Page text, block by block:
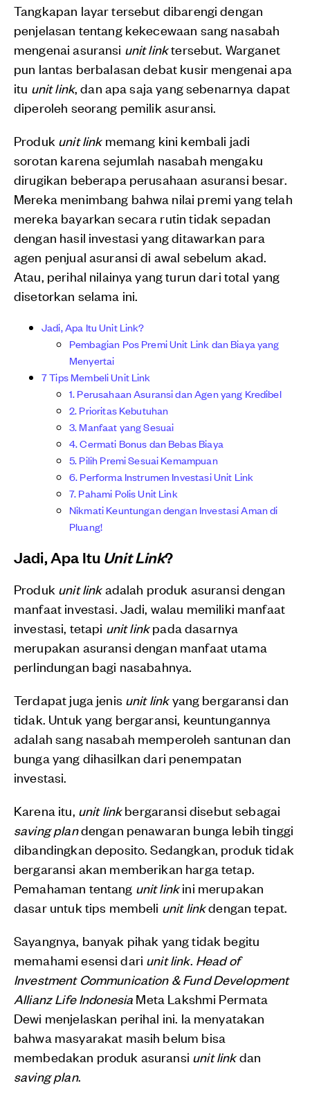
Tangkapan layar tersebut dibarengi dengan
penjelasan tentang kekecewaan sang nasabah
mengenai asuransi unit linktersebut. Warganet
pun lantas berbalasan debat kusir mengenai apa
itu unit link, dan apa saja yang sebenarnya dapat
diperoleh seorang pemilik asuransi.
Produk unit linkmemang kini kembali jadi
sorotan karena sejumlah nasabah mengaku
dirugikan beberapa perusahaan asuransi besar.
Mereka menimbang bahwa nilai premi yang telah
mereka bayarkan secara rutin tidak sepadan
dengan hasil investasi yang ditawarkan para
agen penjual asuransi di awal sebelum akad.
Atau, perihal nilainya yang turun dari total yang
disetorkan selama ini.
Jadi, Apa Itu Unit Link?
Pembagian Pos Premi Unit Link dan Biaya yang
Menyertai
7 Tips Membeli Unit Link
1. Perusahaan Asuransi dan Agen yang Kredibel
2. Prioritas Kebutuhan
3. Manfaat yang Sesuai
4. Cermati Bonus dan Bebas Biaya
5. Pilih Premi Sesuai Kemampuan
6. Performa Instrumen Investasi Unit Link
7. Pahami Polis Unit Link
Nikmati Keuntungan dengan Investasi Aman di
Pluang!
Jadi, Apa Itu Unit Link?
Produk unit linkadalah produk asuransi dengan
manfaat investasi. Jadi, walau memiliki manfaat
investasi, tetapi unit linkpada dasarnya
merupakan asuransi dengan manfaat utama
perlindungan bagi nasabahnya.
Terdapat juga jenis unit linkyang bergaransi dan
tidak. Untuk yang bergaransi, keuntungannya
adalah sang nasabah memperoleh santunan dan
bunga yang dihasilkan dari penempatan
investasi.
Karena itu, unit linkbergaransi disebut sebagai
saving plandengan penawaran bunga lebih tinggi
dibandingkan deposito. Sedangkan, produk tidak
bergaransi akan memberikan harga tetap.
Pemahaman tentang unit linkini merupakan
dasar untuk tips membeli unit linkdengan tepat.
Sayangnya, banyak pihak yang tidak begitu
memahami esensi dari unit link. Head of
Investment Communication & Fund Development
Allianz Life Indonesia Meta Lakshmi Permata
Dewi menjelaskan perihal ini. Ia menyatakan
bahwa masyarakat masih belum bisa
membedakan produk asuransi unit linkdan
saving plan.